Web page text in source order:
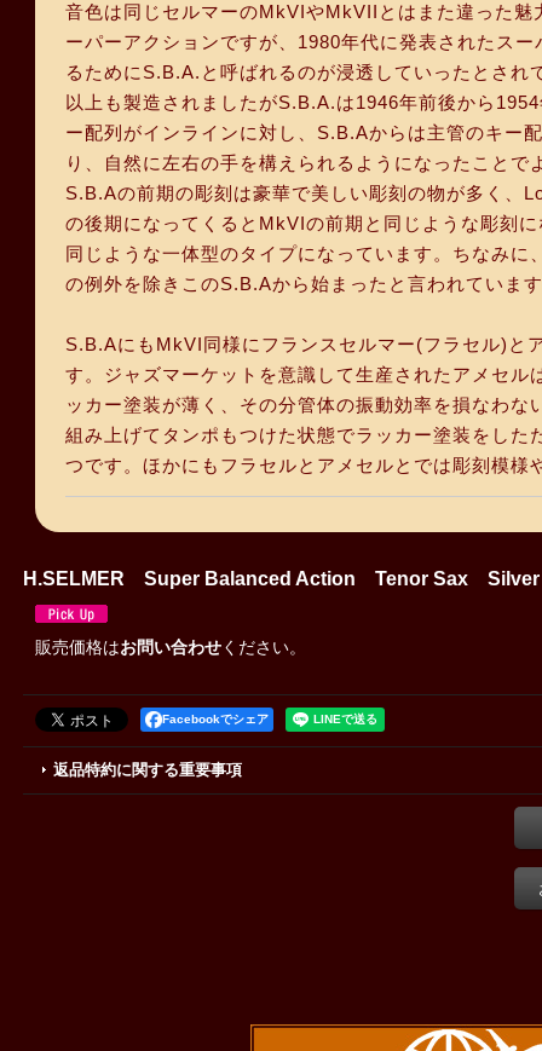
音色は同じセルマーのMkVIやMkVIIとはまた違った
ーパーアクションですが、1980年代に発表されたス
るためにS.B.A.と呼ばれるのが浸透していったとさ
以上も製造されましたがS.B.A.は1946年前後から
ー配列がインラインに対し、S.B.Aからは主管のキー
り、自然に左右の手を構えられるようになったこと
S.B.Aの前期の彫刻は豪華で美しい彫刻の物が多く
の後期になってくるとMkVIの前期と同じような彫刻
同じような一体型のタイプになっています。ちなみ
の例外を除きこのS.B.Aから始まったと言われていま
S.B.AにもMkVI同様にフランスセルマー(フラセル)と
す。ジャズマーケットを意識して生産されたアメセ
ッカー塗装が薄く、その分管体の振動効率を損なわ
組み上げてタンポもつけた状態でラッカー塗装をし
つです。ほかにもフラセルとアメセルとでは彫刻模様
H.SELMER Super Balanced Action Tenor Sax
販売価格はお問い合わせください。
Facebookでシェア
返品特約に関する重要事項